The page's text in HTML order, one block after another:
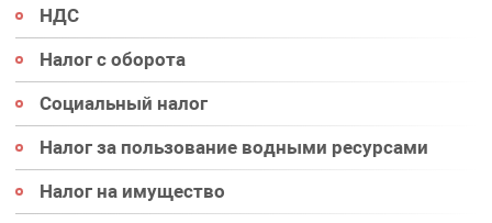
НДС
Налог с оборота
Социальный налог
Налог за пользование водными ресурсами
Налог на имущество